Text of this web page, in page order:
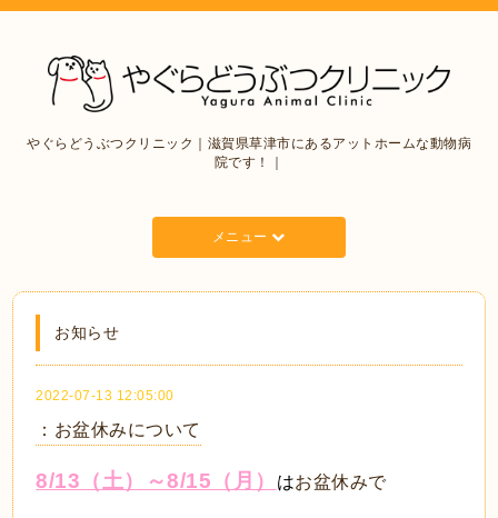
やぐらどうぶつクリニック｜滋賀県草津市にあるアットホームな動物病
院です！｜
メニュー
お知らせ
2022-07-13 12:05:00
：お盆休みについて
8/13（土）～8/15（月） はお盆休みで